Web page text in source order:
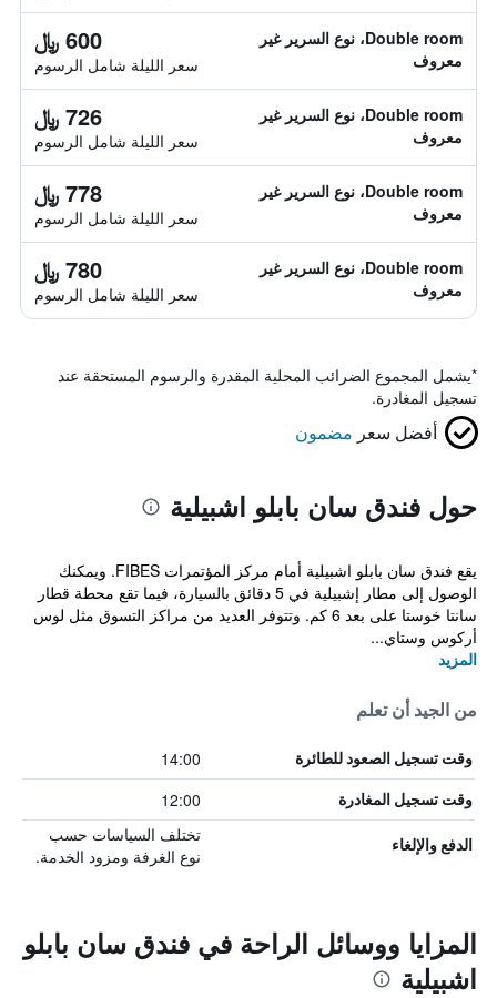
Double room، نوع السرير غير
معروف
600 ﷼
سعر الليلة شامل الرسوم
Double room، نوع السرير غير
معروف
726 ﷼
سعر الليلة شامل الرسوم
Double room، نوع السرير غير
معروف
778 ﷼
سعر الليلة شامل الرسوم
Double room، نوع السرير غير
معروف
780 ﷼
سعر الليلة شامل الرسوم
*يشمل المجموع الضرائب المحلية المقدرة والرسوم المستحقة عند
تسجيل المغادرة.
أفضل سعر مضمون
حول فندق سان بابلو اشبيلية
يقع فندق سان بابلو اشبيلية أمام مركز المؤتمرات FIBES. ويمكنك
الوصول إلى مطار إشبيلية في 5 دقائق بالسيارة، فيما تقع محطة قطار
سانتا خوستا على بعد 6 كم. وتتوفر العديد من مراكز التسوق مثل لوس
أركوس وستاي...
المزيد
من الجيد أن تعلم
وقت تسجيل الصعود للطائرة 14:00
وقت تسجيل المغادرة 12:00
الدفع والإلغاء
تختلف السياسات حسب
نوع الغرفة ومزود الخدمة.
المزايا ووسائل الراحة في فندق سان بابلو
اشبيلية